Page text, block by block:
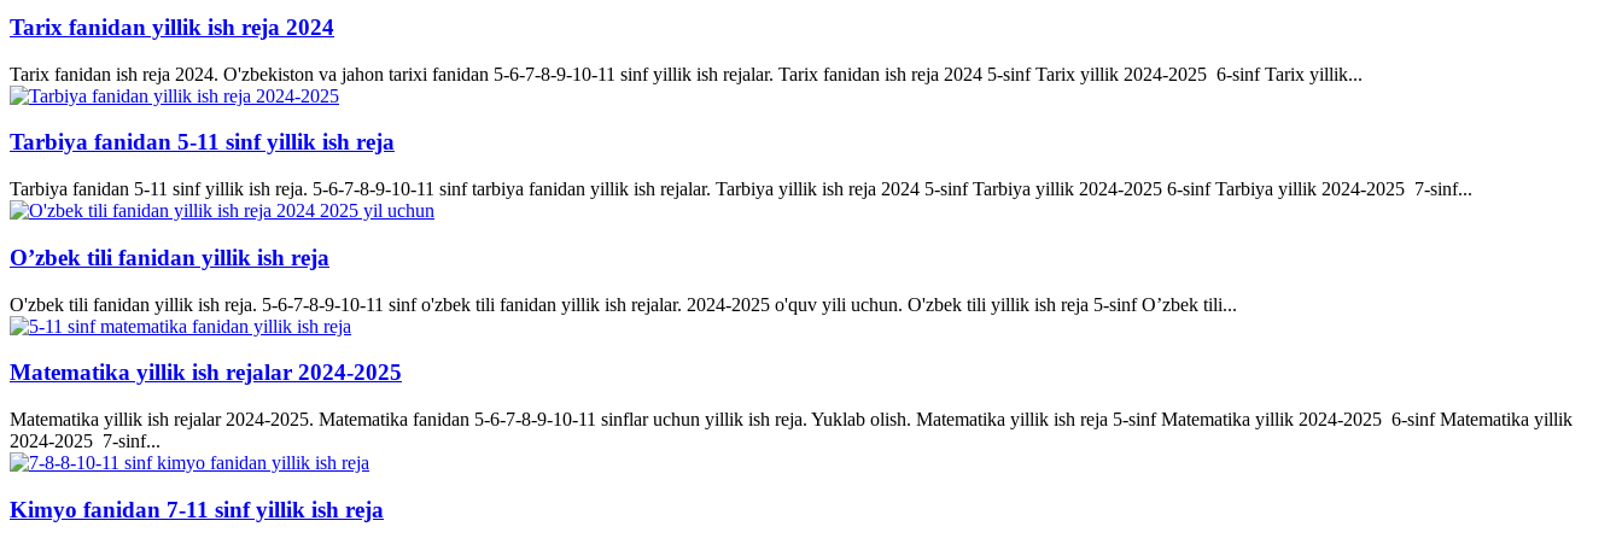
Tarix fanidan yillik ish reja 2024
Tarix fanidan ish reja 2024. O'zbekiston va jahon tarixi fanidan 5-6-7-8-9-10-11 sinf yillik ish rejalar. Tarix fanidan ish reja 2024 5-sinf Tarix yillik 2024-2025 6-sinf Tarix yillik...
Tarbiya fanidan 5-11 sinf yillik ish reja
Tarbiya fanidan 5-11 sinf yillik ish reja. 5-6-7-8-9-10-11 sinf tarbiya fanidan yillik ish rejalar. Tarbiya yillik ish reja 2024 5-sinf Tarbiya yillik 2024-2025 6-sinf Tarbiya yillik 2024-2025 7-sinf...
O’zbek tili fanidan yillik ish reja
O'zbek tili fanidan yillik ish reja. 5-6-7-8-9-10-11 sinf o'zbek tili fanidan yillik ish rejalar. 2024-2025 o'quv yili uchun. O'zbek tili yillik ish reja 5-sinf O’zbek tili...
Matematika yillik ish rejalar 2024-2025
Matematika yillik ish rejalar 2024-2025. Matematika fanidan 5-6-7-8-9-10-11 sinflar uchun yillik ish reja. Yuklab olish. Matematika yillik ish reja 5-sinf Matematika yillik 2024-2025 6-sinf Matematika yillik
2024-2025 7-sinf...
Kimyo fanidan 7-11 sinf yillik ish reja